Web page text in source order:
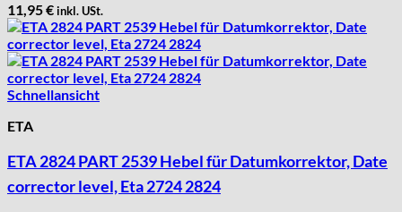
11,95€inkl. USt.
Schnellansicht
ETA
ETA 2824 PART 2539 Hebel für Datumkorrektor, Date
corrector level, Eta 2724 2824